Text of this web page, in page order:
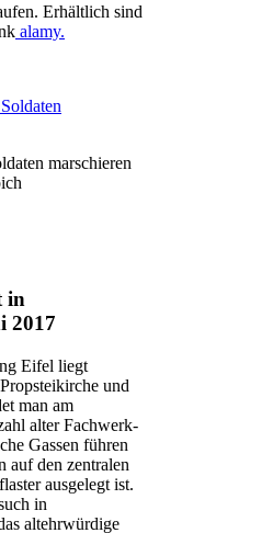
Erhältlich sind
alamy.
marschieren
in
2017
Eifel liegt
und
man am
alter Fachwerk-
Gassen führen
auf den zentralen
ausgelegt ist.
in
altehrwürdige